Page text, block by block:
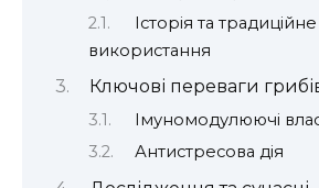
Історія та традиційне
використання
Ключові переваги
Імуномодулюючі
Антистресова дія